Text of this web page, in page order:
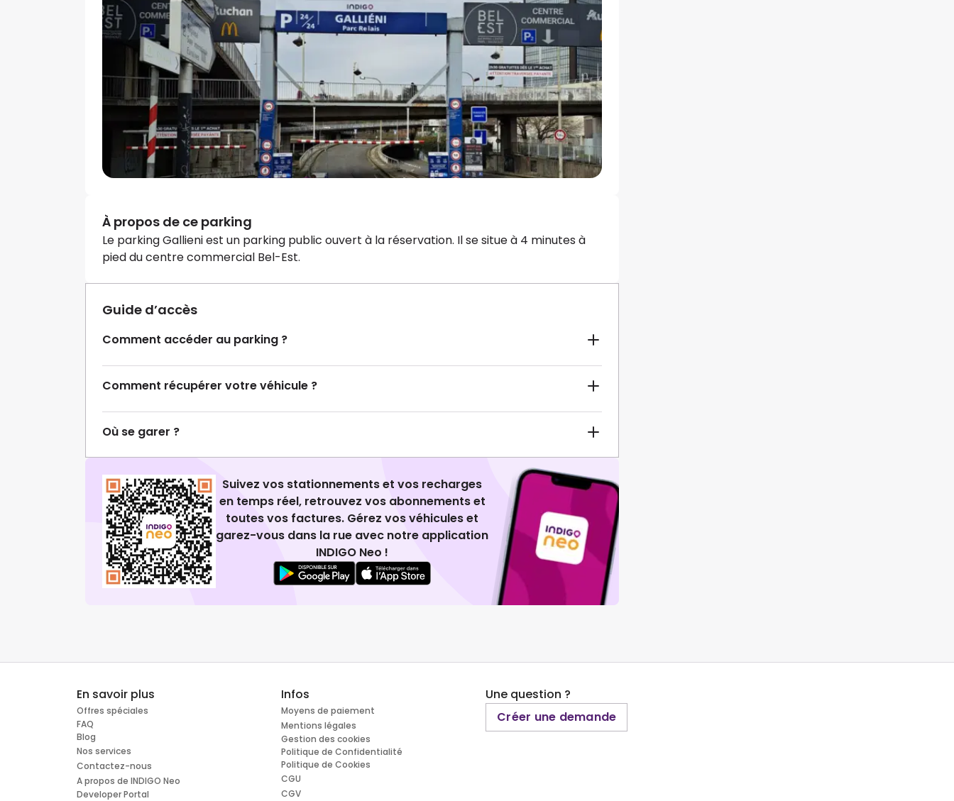
À propos de ce parking
Le parking Gallieni est un parking public ouvert à la réservation. Il se situe à 4 minutes à
pied du centre commercial Bel-Est.
Guide d’accès
Comment accéder au parking ?
Comment récupérer votre véhicule ?
Où se garer ?
Suivez vos stationnements et vos recharges
en temps réel, retrouvez vos abonnements et
toutes vos factures. Gérez vos véhicules et
garez-vous dans la rue avec notre application
INDIGO Neo !
En savoir plus
Offres spéciales
FAQ
Blog
Nos services
Contactez-nous
A propos de INDIGO Neo
Developer Portal
Infos
Moyens de paiement
Mentions légales
Gestion des cookies
Politique de Confidentialité
Politique de Cookies
CGU
CGV
Une question ?
Créer une demande